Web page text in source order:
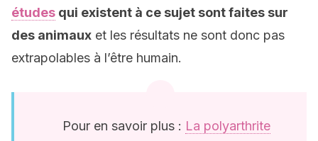
études qui existent à ce sujet sont faites sur
des animaux et les résultats ne sont donc pas
extrapolables à l’être humain.
Pour en savoir plus : La polyarthrite